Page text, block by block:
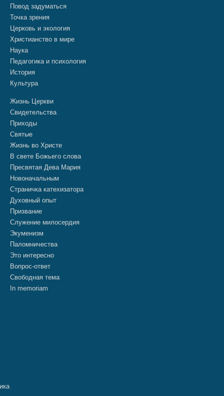
Повод задуматься
Точка зрения
Церковь и экология
Христианство в мире
Наука
Педагогика и психология
История
Культура
Жизнь Церкви
Свидетельства
Приходы
Святые
Жизнь во Христе
В свете Божьего слова
Пресвятая Дева Мария
Новоначальным
Страничка катехизатора
Духовный опыт
Призвание
Служение милосердия
Экуменизм
Паломничества
Это интересно
Вопрос-ответ
Свободная тема
In memoriam